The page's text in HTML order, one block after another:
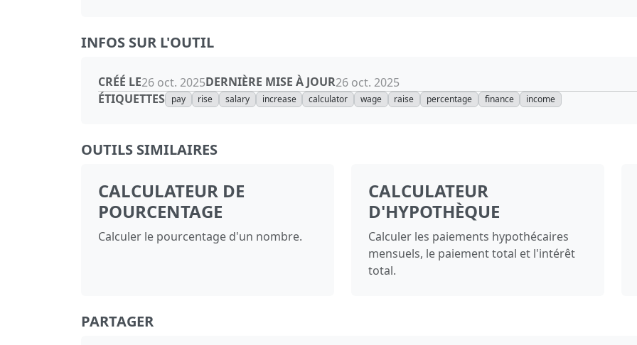
INFOS SUR L'OUTIL
CRÉÉ LE26 oct. 2025DERNIÈRE MISE À JOUR26 oct. 2025
ÉTIQUETTES pay rise salary increase calculator wage raise percentage finance income
OUTILS SIMILAIRES
CALCULATEUR DE
POURCENTAGE
Calculer le pourcentage d'un nombre.
CALCULATEUR
D'HYPOTHÈQUE
Calculer les paiements hypothécaires
mensuels, le paiement total et l'intérêt
total.
PARTAGER